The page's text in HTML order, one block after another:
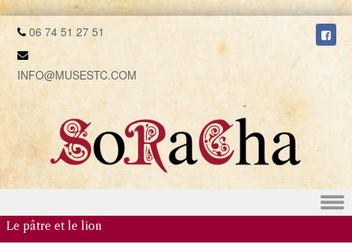
06 74 51 27 51
INFO@MUSESTC.COM
Skip to content
Le pâtre et le lion